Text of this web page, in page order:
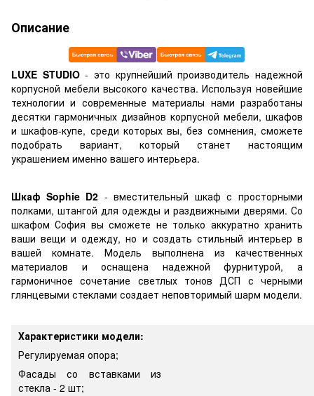
Описание
LUXE STUDIO- это крупнейший производитель надежной
корпусной мебели высокого качества. Используя новейшие
технологии и современные материалы нами разработаны
десятки гармоничных дизайнов корпусной мебели, шкафов
и шкафов-купе, среди которых вы, без сомнения, сможете
подобрать вариант, который станет настоящим
украшением именно вашего интерьера.
Шкаф Sophie D2 - вместительный шкаф с просторными
полками, штангой для одежды и раздвижными дверями. Со
шкафом София вы сможете не только аккуратно хранить
ваши вещи и одежду, но и создать стильный интерьер в
вашей комнате. Модель выполнена из качественных
материалов и оснащена надежной фурнитурой, а
гармоничное сочетание светлых тонов ДСП с черными
глянцевыми стеклами создает неповторимый шарм модели.
Характеристики модели:
Регулируемая опора;
Фасады со вставками из
стекла - 2 шт;